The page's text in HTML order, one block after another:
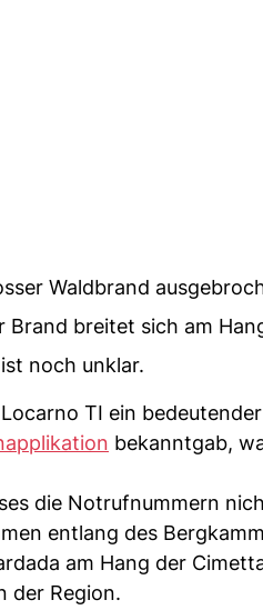
Waldbrand
breitet sich am
noch unklar.
TI ein bedeutender
bekanntgab,
die Notrufnummern
entlang des
am Hang der
der Region.